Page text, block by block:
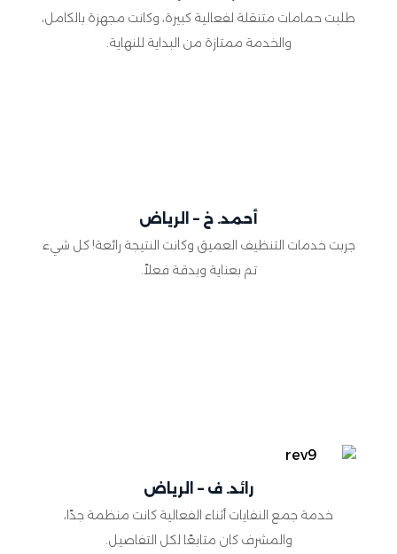
طلبت حمامات متنقلة لفعالية كبيرة، وكانت مجهزة بالكامل،
والخدمة ممتازة من البداية للنهاية.
أحمد. خ – الرياض
جربت خدمات التنظيف العميق وكانت النتيجة رائعة! كل شيء
تم بعناية وبدقة فعلاً.
رائد. ف – الرياض
خدمة جمع النفايات أثناء الفعالية كانت منظمة جدًا،
والمشرف كان متابعًا لكل التفاصيل.